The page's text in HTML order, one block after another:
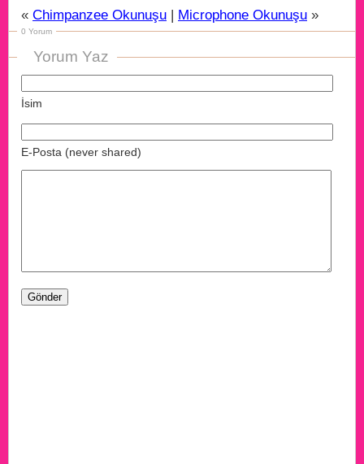
« Chimpanzee Okunuşu | Microphone Okunuşu »
0 Yorum
Yorum Yaz
İsim
E-Posta (never shared)